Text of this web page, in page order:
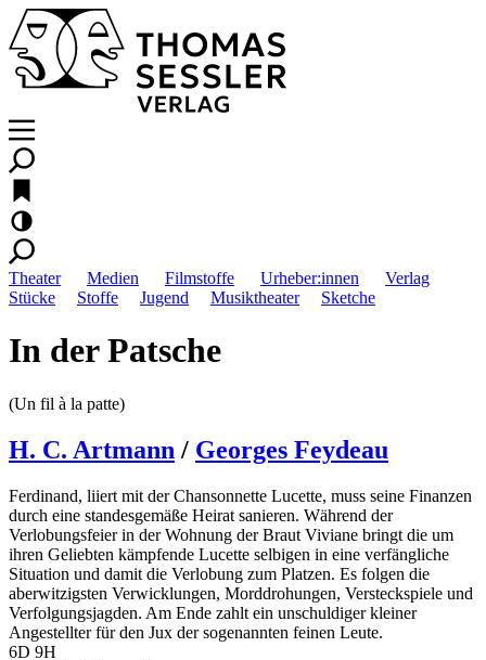
Theater Medien Filmstoffe Urheber:innen
Verlag
Stücke
Stoffe Jugend Musiktheater Sketche
In der Patsche
(Un fil à la patte)
H. C. Artmann / Georges Feydeau
Ferdinand, liiert mit der Chansonnette Lucette, muss seine Finanzen
durch eine standesgemäße Heirat sanieren. Während der
Verlobungsfeier in der Wohnung der Braut Viviane bringt die um
ihren Geliebten kämpfende Lucette selbigen in eine verfängliche
Situation und damit die Verlobung zum Platzen. Es folgen die
aberwitzigsten Verwicklungen, Morddrohungen, Versteckspiele und
Verfolgungsjagden. Am Ende zahlt ein unschuldiger kleiner
Angestellter für den Jux der sogenannten feinen Leute.
6D 9H